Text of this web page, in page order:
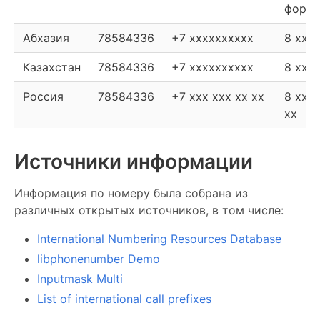
Абхазия 78584336 +7 xxxxxxxxxx 8
Казахстан 78584336 +7 xxxxxxxxxx 8
Россия 78584336 +7 xxx xxx xx xx
8 xxx
xx
Источники информации
Информация по номеру была собрана из
различных открытых источников, в том числе:
International Numbering Resources Database
libphonenumber Demo
Inputmask Multi
List of international call prefixes